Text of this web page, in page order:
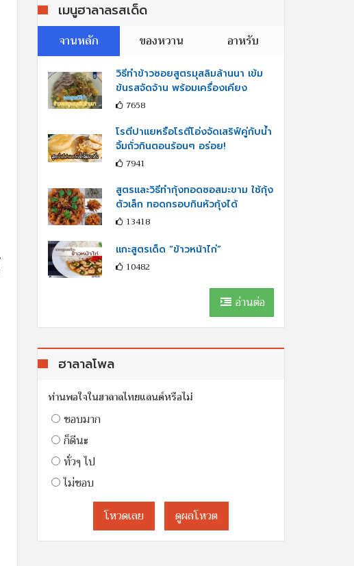
เมนูฮาลาลรสเด็ด
จานหลัก
ของหวาน อาหรับ
วิธีทำข้าวซอยสูตรมุสลิมล้านนา เข้ม
ข้นรสจัดจ้าน พร้อมเครื่องเคียง
7658
โรตีปาแยหรือโรตีโอ่งจัดเสริฟ์คู่กับนํ้า
จิ้มถั่วกินตอนร้อนๆ อร่อย!
7941
สูตรและวิธีทำกุ้งทอดซอสมะขาม ใช้กุ้ง
ตัวเล็ก ทอดกรอบกินหัวกุ้งได้
13418
แกะสูตรเด็ด “ข้าวหน้าไก่”
10482
อ่านต่อ
ฮาลาลโพล
ท่านพอใจในฮาลาลไทยแลนด์หรือไม่
ชอบมาก
ก็ดีนะ
ทั่วๆ ไป
ไม่ชอบ
โหวดเลย
ดูผลโหวต